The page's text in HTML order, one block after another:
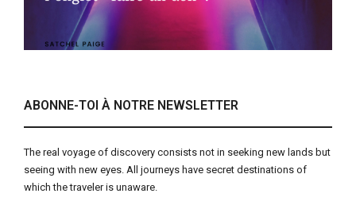
ABONNE-TOI À NOTRE NEWSLETTER
The real voyage of discovery consists not in seeking new lands but
seeing with new eyes. All journeys have secret destinations of
which the traveler is unaware.